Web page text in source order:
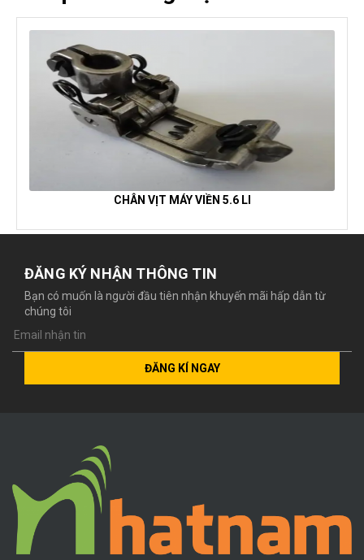
CHÂN VỊT MÁY VIỀN 5.6 LI
ĐĂNG KÝ NHẬN THÔNG TIN
Bạn có muốn là người đầu tiên nhận khuyến mãi hấp dẫn từ
chúng tôi
ĐĂNG KÍ NGAY